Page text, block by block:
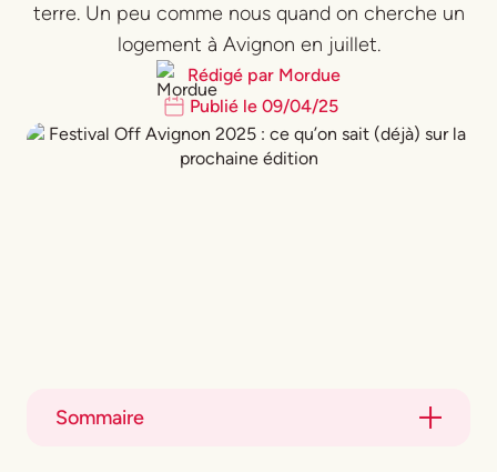
terre. Un peu comme nous quand on cherche un
logement à Avignon en juillet.
Rédigé par Mordue
Publié le 09/04/25
Sommaire